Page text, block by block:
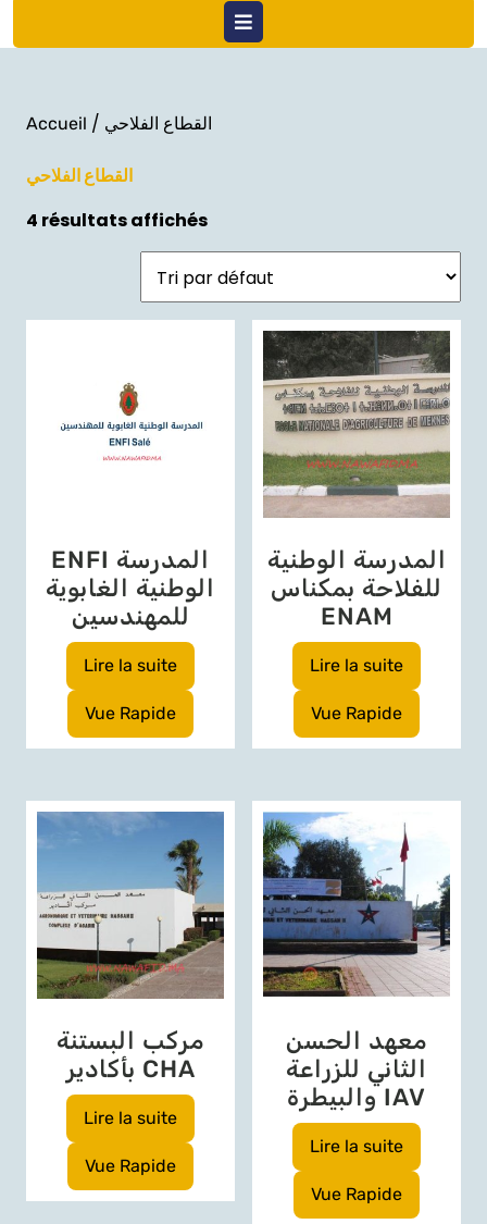
Open
Accueil / القطاع الفلاحي
القطاع الفلاحي
4 résultats affichés
ENFI المدرسة
الوطنية الغابوية
للمهندسين
Lire la suite
Vue Rapide
المدرسة الوطنية
للفلاحة بمكناس
ENAM
Lire la suite
Vue Rapide
مركب البستنة
بأكادير CHA
Lire la suite
Vue Rapide
معهد الحسن
الثاني للزراعة
والبيطرة IAV
Lire la suite
Vue Rapide